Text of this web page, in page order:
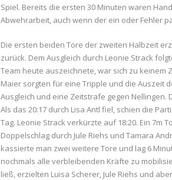
Spiel. Bereits die ersten 30 Minuten waren
Abwehrarbeit, auch wenn der ein oder Fehler
Die ersten beiden Tore der zweiten Halbzeit
zurück. Dem Ausgleich durch Leonie Strack
Team heute auszeichnete, war sich zu keinem
Maier sorgten für eine Tripple und die Auszeit
Ausgleich und eine Zeitstrafe gegen Nellingen.
Als das 20:17 durch Lisa Antl fiel, schien die
Tag. Leonie Strack verkürzte auf 18:20. Ein 7m
Doppelschlag durch Jule Riehs und Tamara
kassierte man zwei weitere Tore und lag 6
nochmals alle verbleibenden Kräfte zu
ließ, erzielten Luisa Scherer, Jule Riehs und